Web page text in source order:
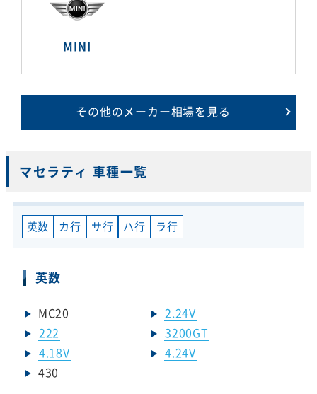
MINI
その他のメーカー相場を見る
マセラティ 車種一覧
英数 カ行 サ行 ハ行 ラ行
英数
MC20
2.24V
222
3200GT
4.18V
4.24V
430